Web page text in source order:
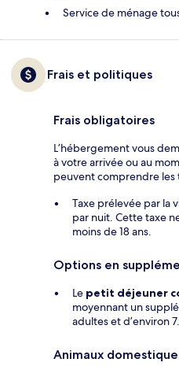
Service de ménage
Frais et politiques
Frais obligatoires
L’hébergement vous
à votre arrivée ou au
peuvent comprendre les
Taxe prélevée par la
par nuit. Cette taxe
moins de 18 ans.
Options en
Le petit déjeuner
moyennant un
adultes et d’environ
Animaux